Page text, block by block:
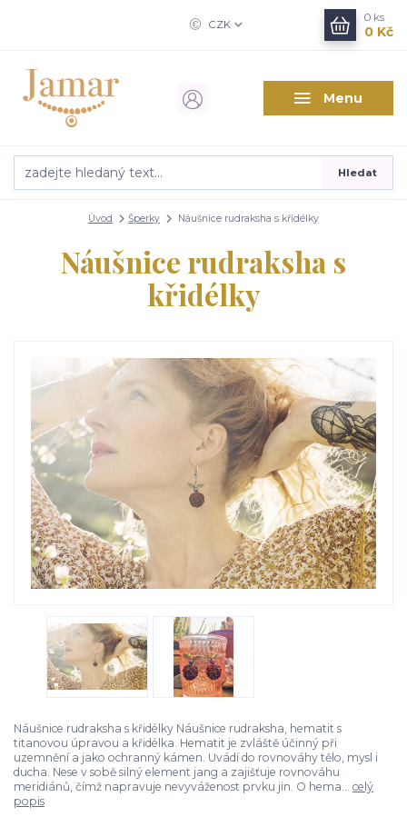
Menu
CZK
Hledat
0 ks
0 Kč
Úvod Šperky Náušnice rudraksha s křidélky
Náušnice rudraksha s
křidélky
Náušnice rudraksha s křidélky Náušnice rudraksha, hematit s
titanovou úpravou a křidélka. Hematit je zvláště účinný při
uzemnění a jako ochranný kámen. Uvádí do rovnováhy tělo, mysl i
ducha. Nese v sobě silný element jang a zajišťuje rovnováhu
meridiánů, čímž napravuje nevyváženost prvku jin. O hema... celý
popis